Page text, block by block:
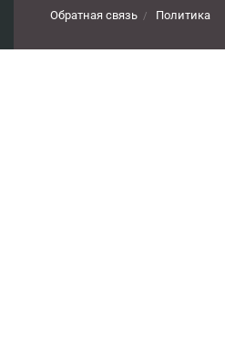
Обратная связь Политика